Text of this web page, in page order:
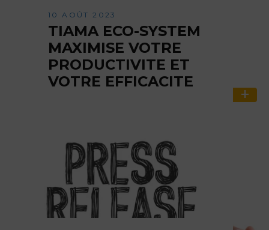
10 AOÛT 2023
TIAMA ECO-SYSTEM
MAXIMISE VOTRE
PRODUCTIVITE ET
VOTRE EFFICACITE